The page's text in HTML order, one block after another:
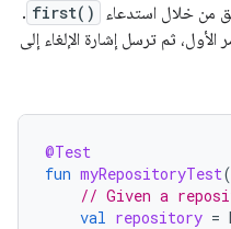
من خلال استدعاء
first()
.
ثم ترسل إشارة الإلغاء إلى
@Test
fun myRepositoryTest
// Given a
val repository =